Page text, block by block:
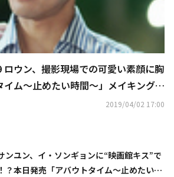
ロウン、撮影現場での可愛い素顔に胸
ム～止めたい時間～」メイキング映
2019/04/02 17:00
ンユン、イ・ソンギョンに“映画館キス”で
？本日発売「アバウトタイム～止めたい時